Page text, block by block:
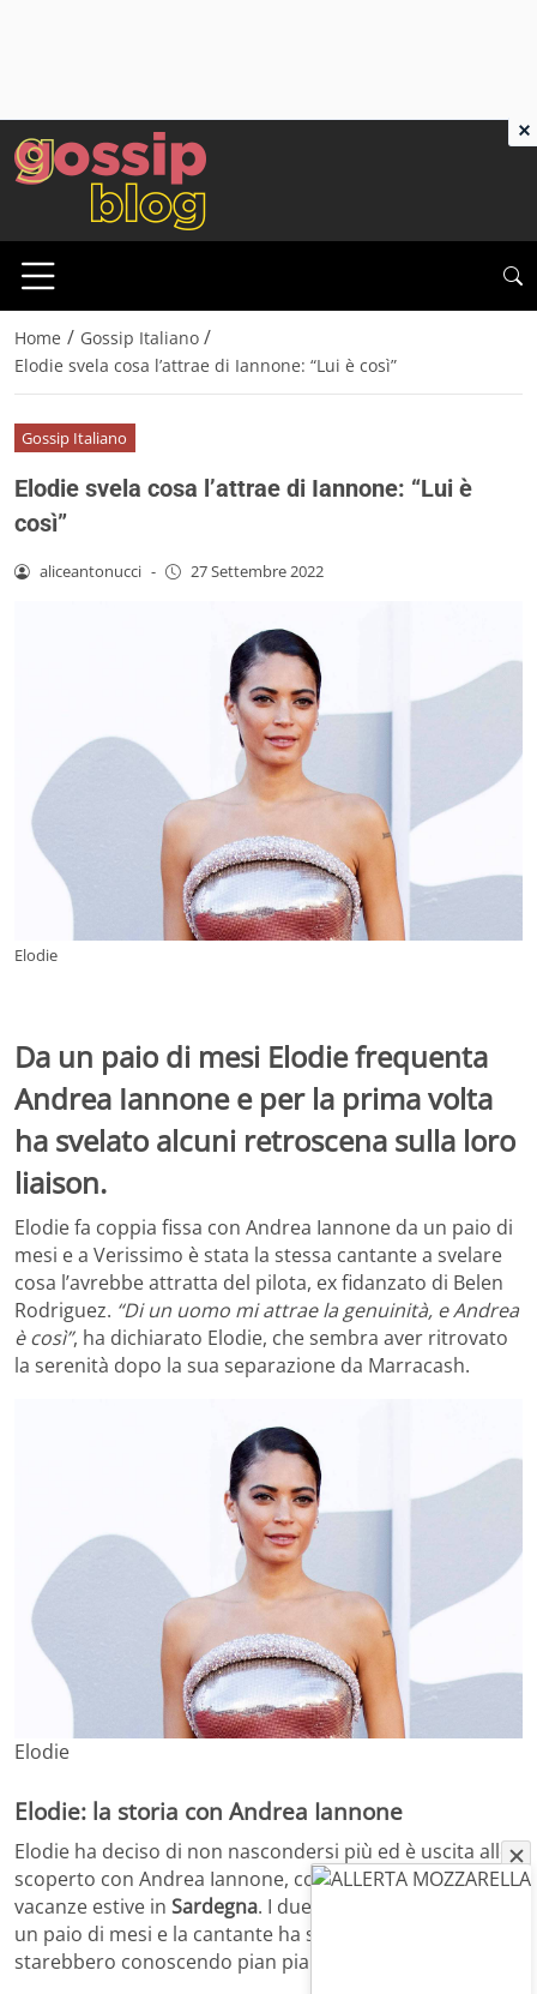
Home / Gossip Italiano /
Elodie svela cosa l’attrae di Iannone: “Lui è così”
Gossip Italiano
Elodie svela cosa l’attrae di Iannone: “Lui è
così”
aliceantonucci - 27 Settembre 2022
Elodie
Da un paio di mesi Elodie frequenta
Andrea Iannone e per la prima volta
ha svelato alcuni retroscena sulla loro
liaison.
Elodie fa coppia fissa con Andrea Iannone da un paio di
mesi e a Verissimo è stata la stessa cantante a svelare
cosa l’avrebbe attratta del pilota, ex fidanzato di Belen
Rodriguez. “Di un uomo mi attrae la genuinità, e Andrea
è così”, ha dichiarato Elodie, che sembra aver ritrovato
la serenità dopo la sua separazione da Marracash.
Elodie
Elodie: la storia con Andrea Iannone
Elodie ha deciso di non nascondersi più ed è uscita allo
scoperto con Andrea Iannone, con cui ha trascorso le
vacanze estive in Sardegna. I due si frequentano solo da
un paio di mesi e la cantante ha svelato che si
starebbero conoscendo pian piano.
×